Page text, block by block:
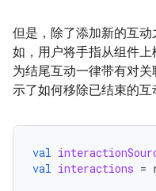
但是，除了添加新的互
如，用户将手指从组件
为结尾互动一律带有对
示了如何移除已结束的互
val
val interactions =